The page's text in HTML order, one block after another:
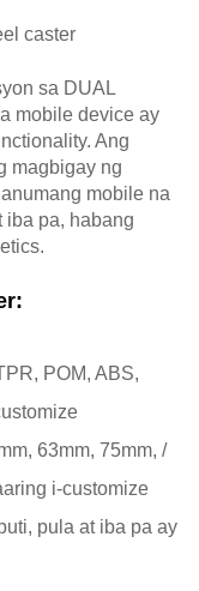
caster
sa DUAL
mobile device ay
Ang
magbigay ng
mobile na
iba pa, habang
POM, ABS,
63mm, 75mm, /
i-customize
pula at iba pa ay